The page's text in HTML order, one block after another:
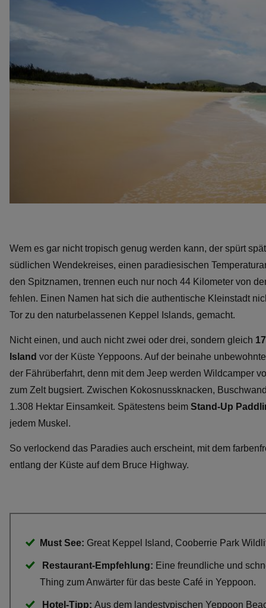
Wem es gar nicht tropisch genug werden kann, der spürt
südlichen Wendekreises, einen paradiesischen
den Spitznamen, trennen euch nur noch 44 Kilometer von
fehlen. Einen Namen hat sich die authentische Kleinstadt
Tor zu den naturbelassenen Keppel Islands, gemacht.
Nicht einen, und auch nicht zwei oder drei, sondern gleich
Island vor der Küste Yeppoons. Auf der beinahe
der Fährüberfahrt, denn mit dem Jeep werden Wildcamper
zum Zelt bugsiert. Zwischen Kokosnussknacken,
1.308 Hektar Einsamkeit. Spätestens beim Stand-Up
jedem Muskel.
So verlockend das Paradies auch erscheint, mit dem
entlang der Küste auf dem Bruce Highway.
Must See: Great Keppel Island, Cooberrie Park
Restaurant-Empfehlung: Eine freundliche und
Thing zum Anwärter für das beste Café in Yeppoon.
Hotel-Tipp: Aus dem landestypischen Yeppoon